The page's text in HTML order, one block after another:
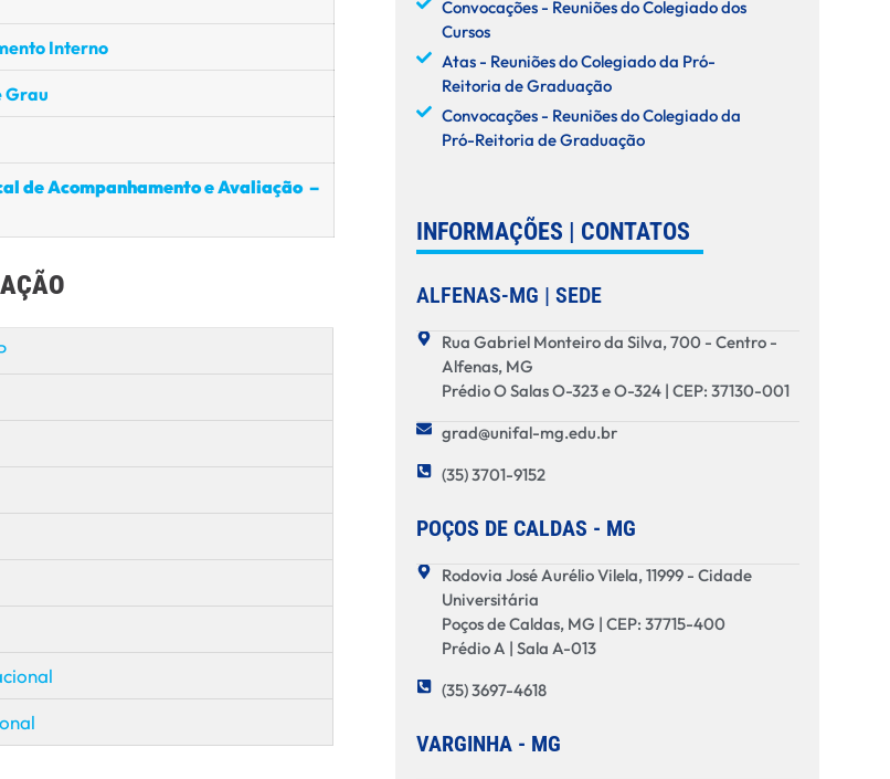
Interno
Grau
de Acompanhamento e Avaliação –
Convocações - Reuniões do Colegiado dos
Cursos
Atas - Reuniões do Colegiado da Pró-
Reitoria de Graduação
Convocações - Reuniões do Colegiado da
Pró-Reitoria de Graduação
INFORMAÇÕES | CONTATOS
ALFENAS-MG | SEDE
Rua Gabriel Monteiro da Silva, 700 - Centro -
Alfenas, MG
Prédio O Salas O-323 e O-324 | CEP: 37130-001
grad@unifal-mg.edu.br
(35) 3701-9152
POÇOS DE CALDAS - MG
Rodovia José Aurélio Vilela, 11999 - Cidade
Universitária
Poços de Caldas, MG | CEP: 37715-400
Prédio A | Sala A-013
(35) 3697-4618
VARGINHA - MG